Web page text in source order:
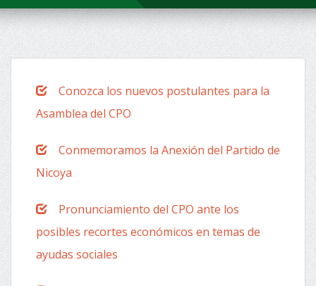
Conozca los nuevos postulantes para la
Asamblea del CPO
Conmemoramos la Anexión del Partido de
Nicoya
Pronunciamiento del CPO ante los
posibles recortes económicos en temas de
ayudas sociales